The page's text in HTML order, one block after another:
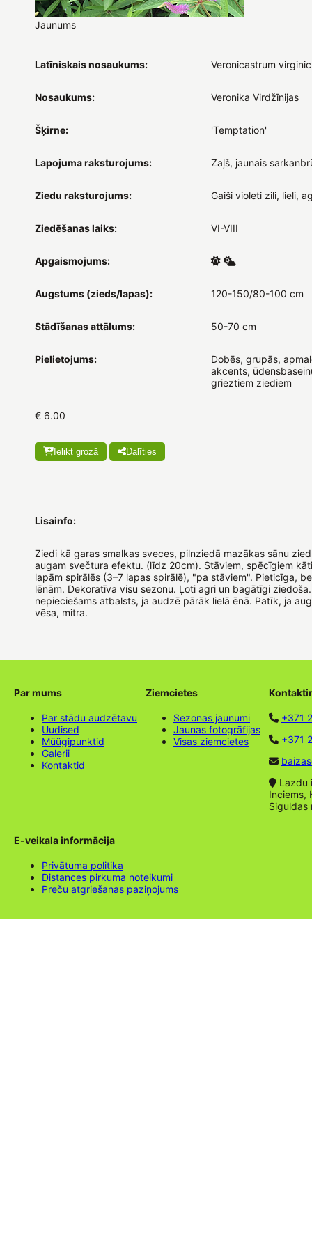
Jaunums
Latīniskais nosaukums: Veronicastrum
Nosaukums: Veronika Virdžīnijas
Šķirne: 'Temptation'
Lapojuma raksturojums: Zaļš, jaunais
Ziedu raksturojums: Gaiši violeti zili, lieli,
Ziedēšanas laiks: VI-VIII
Apgaismojums:
Augstums (zieds/lapas): 120-150/80-100 cm
Stādīšanas attālums: 50-70 cm
Pielietojums:
Dobēs, grupās,
akcents,
grieztiem ziediem
€ 6.00
Ielikt grozā Dalīties
Lisainfo:
Ziedi kā garas smalkas sveces, pilnziedā mazākas sānu
augam svečtura efektu. (līdz 20cm). Stāviem, spēcīgiem
lapām spirālēs (3–7 lapas spirālē), "pa stāviem". Pieticīga,
lēnām. Dekoratīva visu sezonu. Ļoti agri un bagātīgi
nepieciešams atbalsts, ja audzē pārāk lielā ēnā. Patīk, ja
vēsa, mitra.
Par mums
Par stādu audzētavu
Uudised
Müügipunktid
Galerii
Kontaktid
Ziemcietes
Sezonas jaunumi
Jaunas fotogrāfijas
Visas ziemcietes
+371
+371
Lazdu
Inciems,
Siguldas
E-veikala informācija
Privātuma politika
Distances pirkuma noteikumi
Preču atgriešanas paziņojums